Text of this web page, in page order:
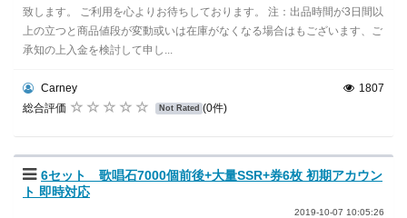
致します。 ご利用を心よりお待ちしております。 注：出品時間が3日間以
上の立つと商品値段が変動或いは在庫がなくなる場合はもございます、ご
承知の上入金を検討して申し...
Carney
総合評価
Not Rated (0件)
1807
6セット 歌唱石7000個前後+大量SSR+券6枚 初期アカウン
ト 即時対応
2019-10-07 10:05:26